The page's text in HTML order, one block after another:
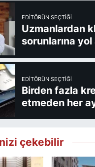
EDITÖRÜN SEÇTIĞI
Uzmanlardan
sorunlarına
EDITÖRÜN SEÇTIĞI
Birden fazla
etmeden her
çekebilir